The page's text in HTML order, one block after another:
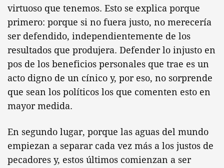
virtuoso que tenemos. Esto se explica porque
primero: porque si no fuera justo, no merecería
ser defendido, independientemente de los
resultados que produjera. Defender lo injusto en
pos de los beneficios personales que trae es un
acto digno de un cínico y, por eso, no sorprende
que sean los políticos los que comenten esto en
mayor medida.
En segundo lugar, porque las aguas del mundo
empiezan a separar cada vez más a los justos de
pecadores y, estos últimos comienzan a ser